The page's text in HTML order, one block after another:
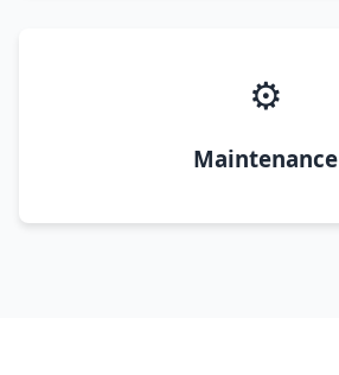
⚙️
Maintenance